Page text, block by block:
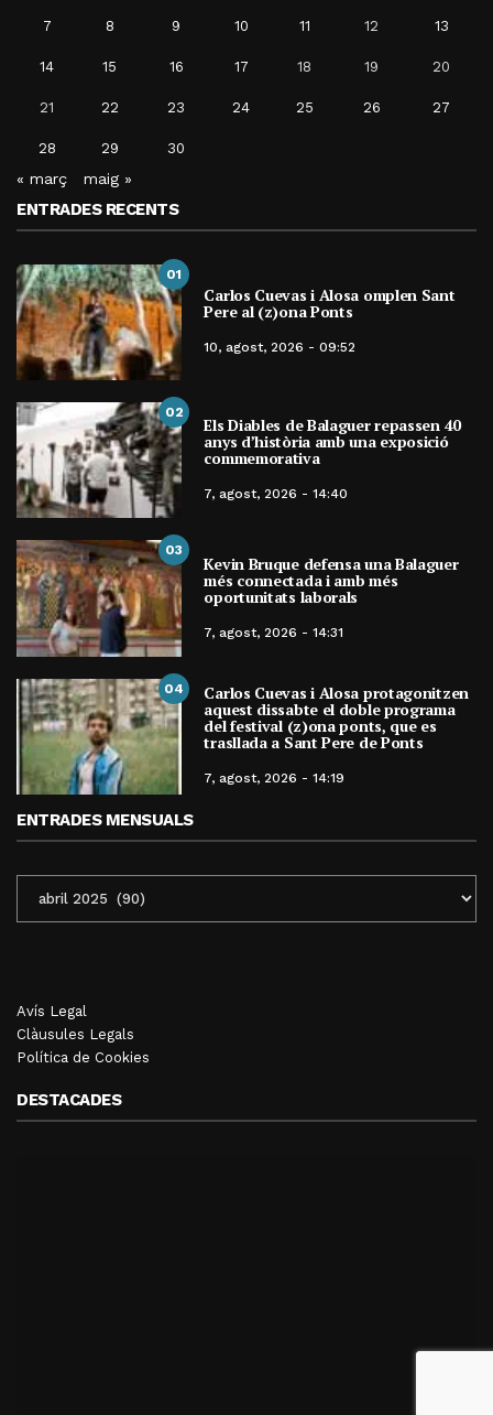
7 8 9 10 11 12 13
14 15 16 17 18 19 20
21 22 23 24 25 26 27
28 29 30
« març maig »
ENTRADES RECENTS
01
Carlos Cuevas i Alosa omplen Sant
Pere al (z)ona Ponts
10, agost, 2026 - 09:52
02
Els Diables de Balaguer repassen 40
anys d’història amb una exposició
commemorativa
7, agost, 2026 - 14:40
03
Kevin Bruque defensa una Balaguer
més connectada i amb més
oportunitats laborals
7, agost, 2026 - 14:31
04 Carlos Cuevas i Alosa protagonitzen
aquest dissabte el doble programa
del festival (z)ona ponts, que es
trasllada a Sant Pere de Ponts
7, agost, 2026 - 14:19
ENTRADES MENSUALS
MENSUALS
Avís Legal
Clàusules Legals
Política de Cookies
DESTACADES